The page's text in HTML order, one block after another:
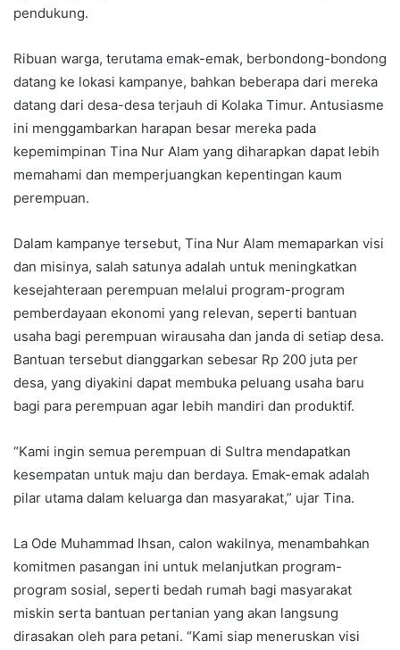
pendukung.
Ribuan warga, terutama emak-emak, berbondong-bondong
datang ke lokasi kampanye, bahkan beberapa dari mereka
datang dari desa-desa terjauh di Kolaka Timur. Antusiasme
ini menggambarkan harapan besar mereka pada
kepemimpinan Tina Nur Alam yang diharapkan dapat lebih
memahami dan memperjuangkan kepentingan kaum
perempuan.
Dalam kampanye tersebut, Tina Nur Alam memaparkan visi
dan misinya, salah satunya adalah untuk meningkatkan
kesejahteraan perempuan melalui program-program
pemberdayaan ekonomi yang relevan, seperti bantuan
usaha bagi perempuan wirausaha dan janda di setiap desa.
Bantuan tersebut dianggarkan sebesar Rp 200 juta per
desa, yang diyakini dapat membuka peluang usaha baru
bagi para perempuan agar lebih mandiri dan produktif.
“Kami ingin semua perempuan di Sultra mendapatkan
kesempatan untuk maju dan berdaya. Emak-emak adalah
pilar utama dalam keluarga dan masyarakat,” ujar Tina.
La Ode Muhammad Ihsan, calon wakilnya, menambahkan
komitmen pasangan ini untuk melanjutkan program-
program sosial, seperti bedah rumah bagi masyarakat
miskin serta bantuan pertanian yang akan langsung
dirasakan oleh para petani. “Kami siap meneruskan visi